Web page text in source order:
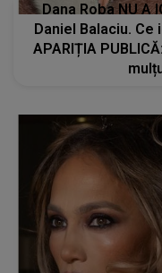
Dana Roba NU A
Daniel Balaciu.
APARIȚIA